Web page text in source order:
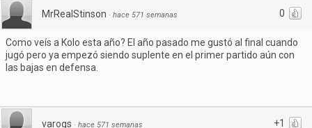
0
MrRealStinson · hace 571 semanas
Como veís a Kolo esta año? El año pasado me gustó al final cuando
jugó pero ya empezó siendo suplente en el primer partido aún con
las bajas en defensa.
+1
varogs · hace 571 semanas